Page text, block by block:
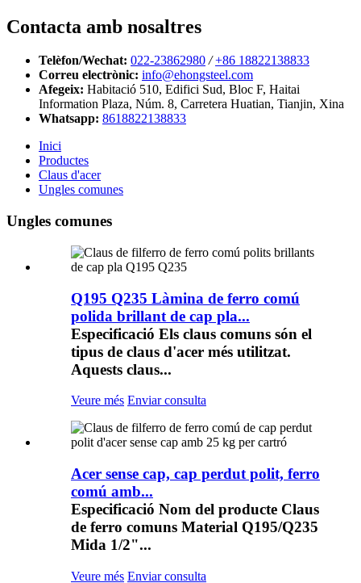
Contacta amb nosaltres
Telèfon/Wechat: 022-23862980 / +86 18822138833
Correu electrònic: info@ehongsteel.com
Afegeix: Habitació 510, Edifici Sud, Bloc F, Haitai
Information Plaza, Núm. 8, Carretera Huatian, Tianjin, Xina
Whatsapp: 8618822138833
Inici
Productes
Claus d'acer
Ungles comunes
Ungles comunes
Q195 Q235 Làmina de ferro comú
polida brillant de cap pla...
Especificació Els claus comuns són el
tipus de claus d'acer més utilitzat.
Aquests claus...
Veure més Enviar consulta
Acer sense cap, cap perdut polit, ferro
comú amb...
Especificació Nom del producte Claus
de ferro comuns Material Q195/Q235
Mida 1/2"...
Veure més Enviar consulta